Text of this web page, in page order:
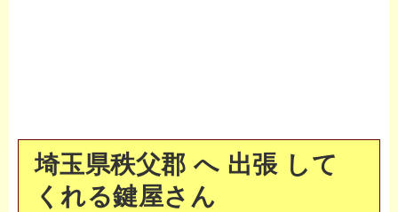
埼玉県秩父郡 へ 出張 して
くれる鍵屋さん